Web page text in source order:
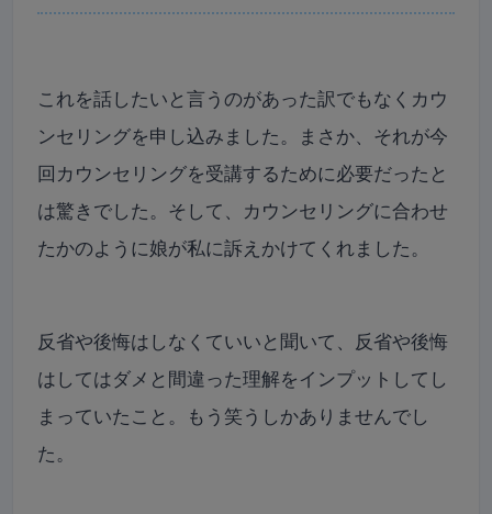
これを話したいと言うのがあった訳でもなくカウ
ンセリングを申し込みました。まさか、それが今
回カウンセリングを受講するために必要だったと
は驚きでした。そして、カウンセリングに合わせ
たかのように娘が私に訴えかけてくれました。
反省や後悔はしなくていいと聞いて、反省や後悔
はしてはダメと間違った理解をインプットしてし
まっていたこと。もう笑うしかありませんでし
た。